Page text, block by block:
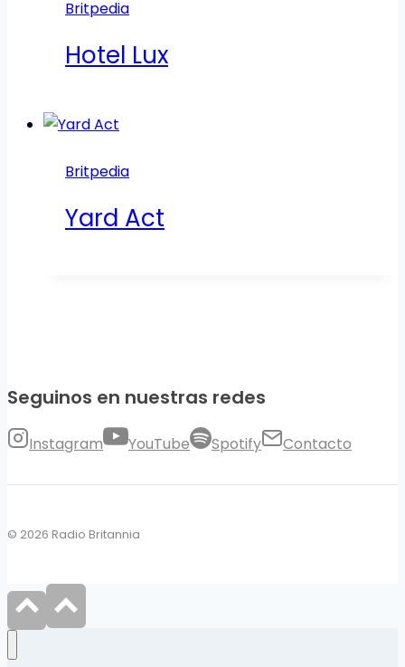
Britpedia
Hotel Lux
Britpedia
Yard Act
Seguinos en nuestras redes
Instagram YouTube Spotify Contacto
© 2026 Radio Britannia